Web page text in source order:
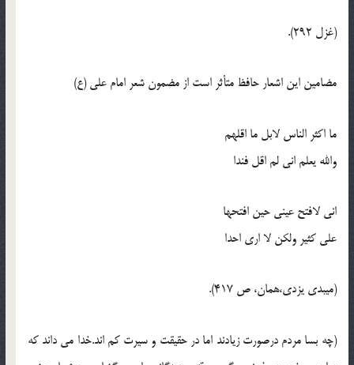
(غزل 292).
مضامين اين اشعار حافظ متأثر است از مضمون شعر امام علي (ع)
ما اکثر الناس لابل ما اقلهم
والله يعلم اني لم اقل فندا
اني لافتح عيني حين افتحها
علي کثير ولکن لا اري احدا
(ميبدي يزدي،همان، ص 417).
(چه بسا مردم درصورت زيادند اما در حقيقت و سيرت کم اند.خدا مي داند که